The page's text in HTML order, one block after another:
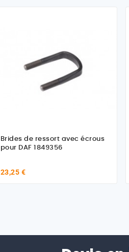
Brides de ressort avec écrous
pour DAF 1849356
23,25 €